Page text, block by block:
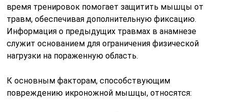
время тренировок помогает защитить мышцы от
травм, обеспечивая дополнительную фиксацию.
Информация о предыдущих травмах в анамнезе
служит основанием для ограничения физической
нагрузки на пораженную область.
К основным факторам, способствующим
повреждению икроножной мышцы, относятся: